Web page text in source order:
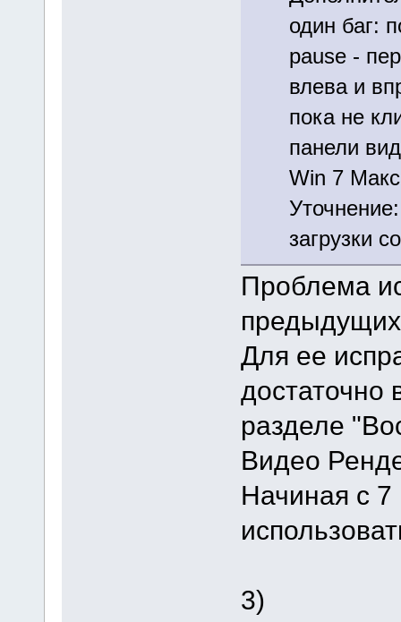
один баг:
pause -
влева и
пока не
панели
Win 7 Макс
загрузки
Проблема
Для ее
достаточно
разделе
Видео
Начиная с
3)